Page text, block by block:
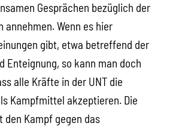
Gesprächen bezüglich der
annehmen. Wenn es hier
gibt, etwa betreffend der
Enteignung, so kann man doch
alle Kräfte in der UNT die
Kampfmittel akzeptieren. Die
den Kampf gegen das